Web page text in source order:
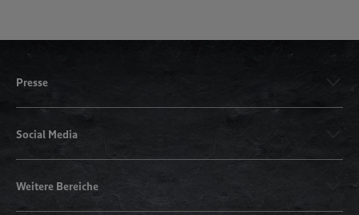
Presse
Social Media
Weitere Bereiche